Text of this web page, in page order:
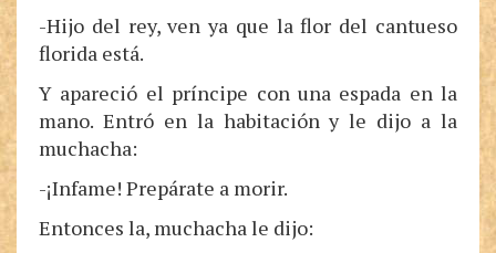
-Hijo del rey, ven ya que la flor del cantueso
florida está.
Y apareció el príncipe con una espada en la
mano. Entró en la habitación y le dijo a la
muchacha:
-¡Infame! Prepárate a morir.
Entonces la, muchacha le dijo: